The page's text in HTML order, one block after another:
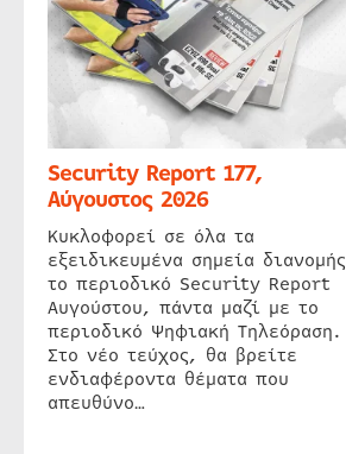
Security Report 177,
Αύγουστος 2026
Κυκλοφορεί σε όλα τα
εξειδικευμένα σημεία διανομής
το περιοδικό Security Report
Αυγούστου, πάντα μαζί με το
περιοδικό Ψηφιακή Τηλεόραση.
Στο νέο τεύχος, θα βρείτε
ενδιαφέροντα θέματα που
απευθύνο…